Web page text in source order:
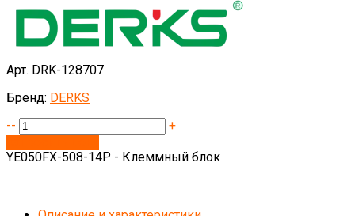
Арт. DRK-128707
Бренд: DERKS
--
+
YE050FX-508-14P - Клеммный блок